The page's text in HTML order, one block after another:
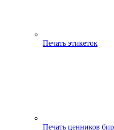
Печать этикеток
Печать ценников